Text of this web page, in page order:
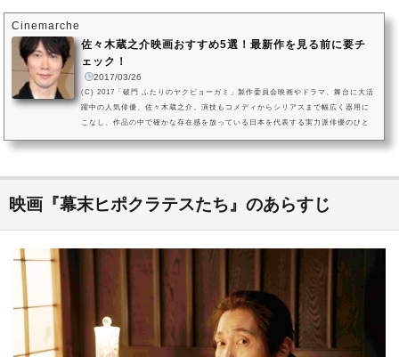
Cinemarche
佐々木蔵之介映画おすすめ5選！最新作を見る前に要チ
ェック！
2017/03/26
(C) 2017「破門 ふたりのヤクビョーガミ」製作委員会映画やドラマ、舞台に大活
躍中の人気俳優、佐々木蔵之介。演技もコメディからシリアスまで幅広く器用に
こなし、作品の中で確かな存在感を放っている日本を代表する実力派俳優のひと
映画『幕末ヒポクラテスたち』のあらすじ